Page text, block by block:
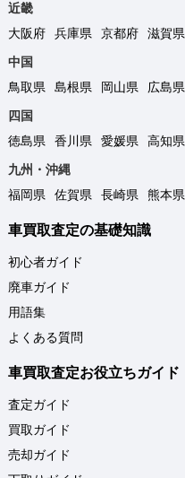
近畿
大阪府
兵庫県 京都府 滋賀県
中国
鳥取県
島根県 岡山県 広島県
四国
徳島県
香川県 愛媛県
高知県
九州・沖縄
福岡県
佐賀県 長崎県 熊本県
車買取査定の基礎知識
初心者ガイド
廃車ガイド
用語集
よくある質問
車買取査定お役立ちガイド
査定ガイド
買取ガイド
売却ガイド